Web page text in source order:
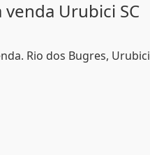
Urubici SC
Rio dos Bugres, Urubici